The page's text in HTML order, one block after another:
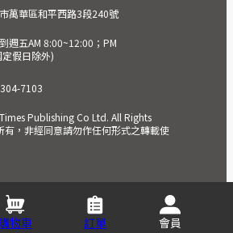
萬華區和平西路3段240號
週五AM 8:00~12:00；PM
假日除外)
7103
Publishing Co Ltd. All Rights
有，非經同意請勿作任何形式之轉載使
購物車 訂單 會員